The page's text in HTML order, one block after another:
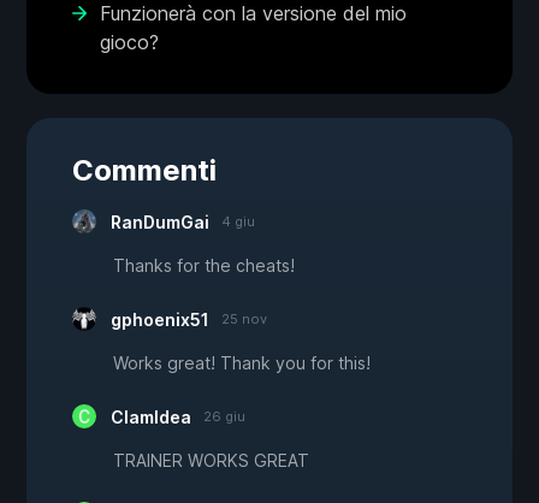
Funzionerà con la versione del mio
gioco?
Commenti
RanDumGai 4 giu
Thanks for the cheats!
gphoenix51 25 nov
Works great! Thank you for this!
ClamIdea 26 giu
TRAINER WORKS GREAT